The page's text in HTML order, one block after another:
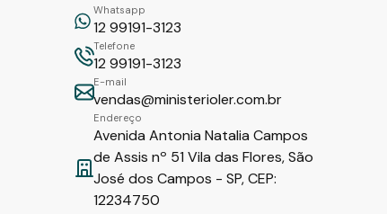
Whatsapp
12 99191-3123
Telefone
12 99191-3123
E-mail
vendas@ministerioler.com.br
Endereço
Avenida Antonia Natalia Campos
de Assis nº 51 Vila das Flores, São
José dos Campos - SP, CEP:
12234750